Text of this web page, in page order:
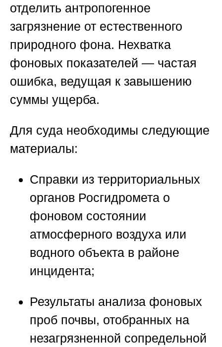
отделить антропогенное
загрязнение от естественного
природного фона. Нехватка
фоновых показателей — частая
ошибка, ведущая к завышению
суммы ущерба.
Для суда необходимы следующие
материалы:
Справки из территориальных
органов Росгидромета о
фоновом состоянии
атмосферного воздуха или
водного объекта в районе
инцидента;
Результаты анализа фоновых
проб почвы, отобранных на
незагрязненной сопредельной